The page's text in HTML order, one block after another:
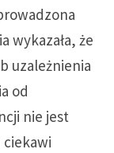
wykazała, że
uzależnienia
od
nie jest